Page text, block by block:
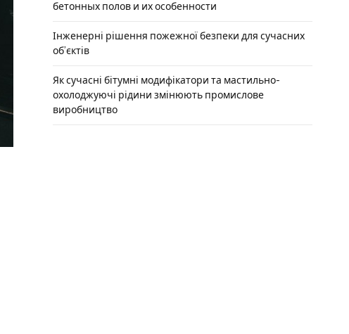
бетонных полов и их особенности
Інженерні рішення пожежної безпеки для сучасних
об’єктів
Як сучасні бітумні модифікатори та мастильно-
охолоджуючі рідини змінюють промислове
виробництво